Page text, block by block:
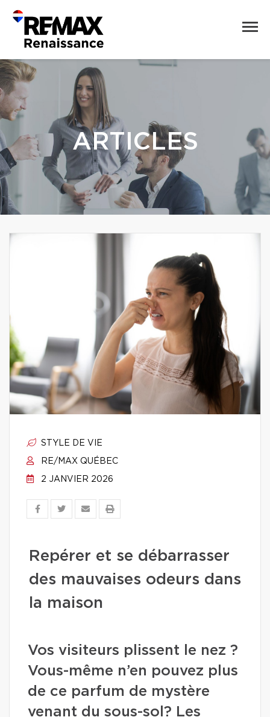
ARTICLES
STYLE DE VIE
RE/MAX QUÉBEC
2 JANVIER 2026
Repérer et se débarrasser
des mauvaises odeurs dans
la maison
Vos visiteurs plissent le nez ?
Vous-même n’en pouvez plus
de ce parfum de mystère
venant du sous-sol? Les